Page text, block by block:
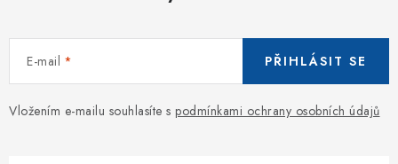
E-mail
Vložením e-mailu souhlasíte s podmínkami ochrany osobních údajů
PŘIHLÁSIT SE